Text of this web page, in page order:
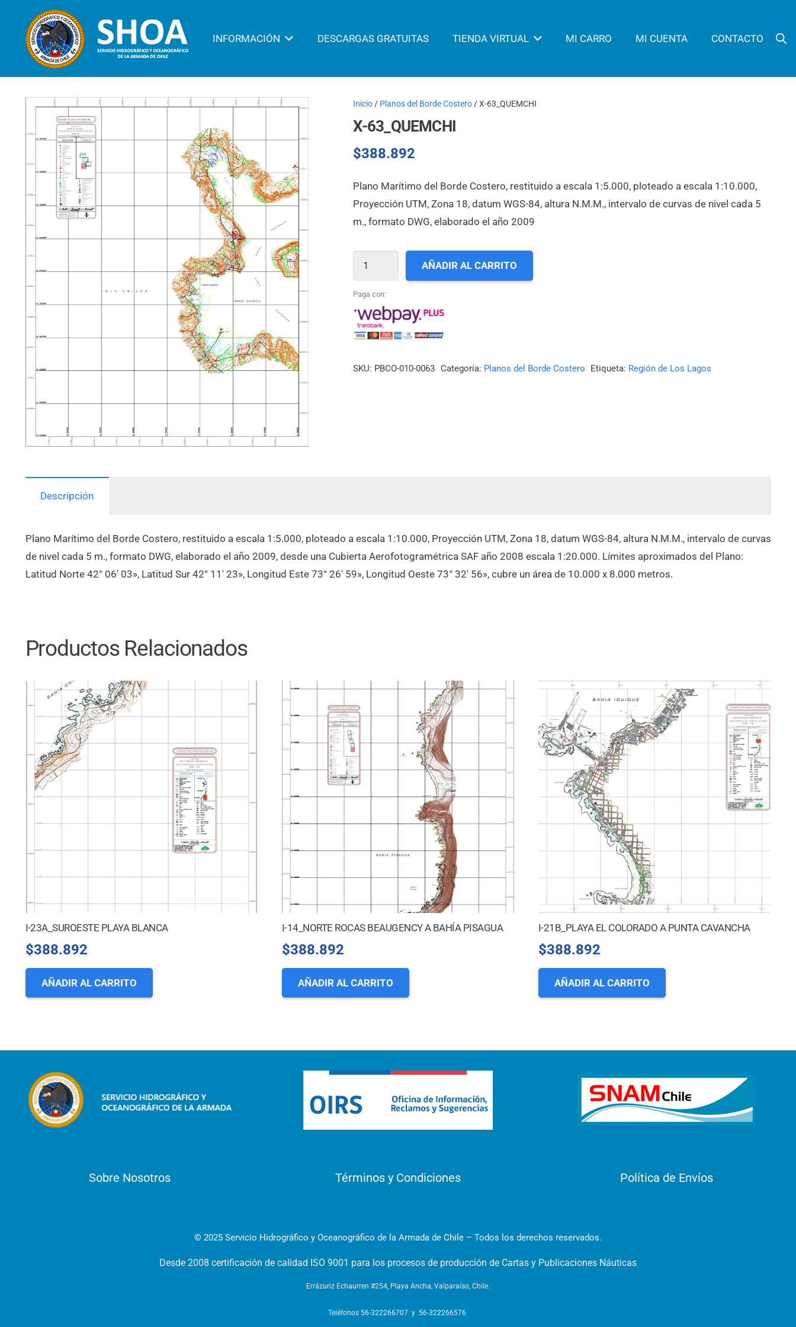
INFORMACIÓN DESCARGAS GRATUITAS TIENDA VIRTUAL MI CARRO MI CUENTA CONTACTO
Inicio / Planos del Borde Costero / X-63_QUEMCHI
X-63_QUEMCHI
$388.892
Plano Marítimo del Borde Costero, restituido a escala 1:5.000, ploteado a escala 1:10.000,
Proyección UTM, Zona 18, datum WGS-84, altura N.M.M., intervalo de curvas de nivel cada 5
m., formato DWG, elaborado el año 2009
63_QUEMCHI
cantidad
AÑADIR AL CARRITO
Paga con:
SKU: PBCO-010-0063 Categoría: Planos del Borde Costero Etiqueta: Región de Los Lagos
Descripción
Plano Marítimo del Borde Costero, restituido a escala 1:5.000, ploteado a escala 1:10.000, Proyección UTM, Zona 18, datum WGS-84, altura N.M.M., intervalo de curvas
de nivel cada 5 m., formato DWG, elaborado el año 2009, desde una Cubierta Aerofotogramétrica SAF año 2008 escala 1:20.000. Límites aproximados del Plano:
Latitud Norte 42° 06′ 03», Latitud Sur 42° 11′ 23», Longitud Este 73° 26′ 59», Longitud Oeste 73° 32′ 56», cubre un área de 10.000 x 8.000 metros.
Productos Relacionados
I-23A_SUROESTE PLAYA BLANCA
$388.892
AÑADIR AL CARRITO
I-14_NORTE ROCAS BEAUGENCY A BAHÍA PISAGUA
$388.892
AÑADIR AL CARRITO
I-21B_PLAYA EL COLORADO A PUNTA CAVANCHA
$388.892
AÑADIR AL CARRITO
Sobre Nosotros Términos y Condiciones Política de Envíos
© 2025 Servicio Hidrográfico y Oceanográfico de la Armada de Chile – Todos los derechos reservados.
Desde 2008 certificación de calidad ISO 9001 para los procesos de producción de Cartas y Publicaciones Náuticas
Errázuriz Echaurren #254, Playa Ancha, Valparaíso, Chile.
Teléfonos 56-322266707 y 56-322266576